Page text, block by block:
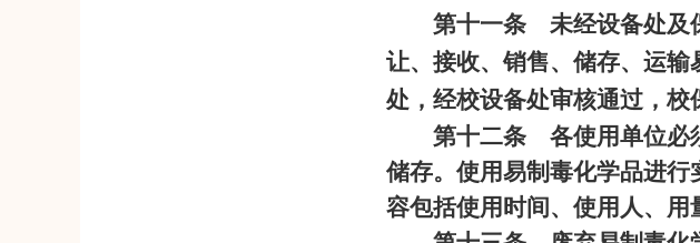
第十一条 未经设备处及
让、接收、销售、储存、运
处，经校设备处审核通过，校
第十二条 各使用单位必
储存。使用易制毒化学品进
容包括使用时间、使用人、用